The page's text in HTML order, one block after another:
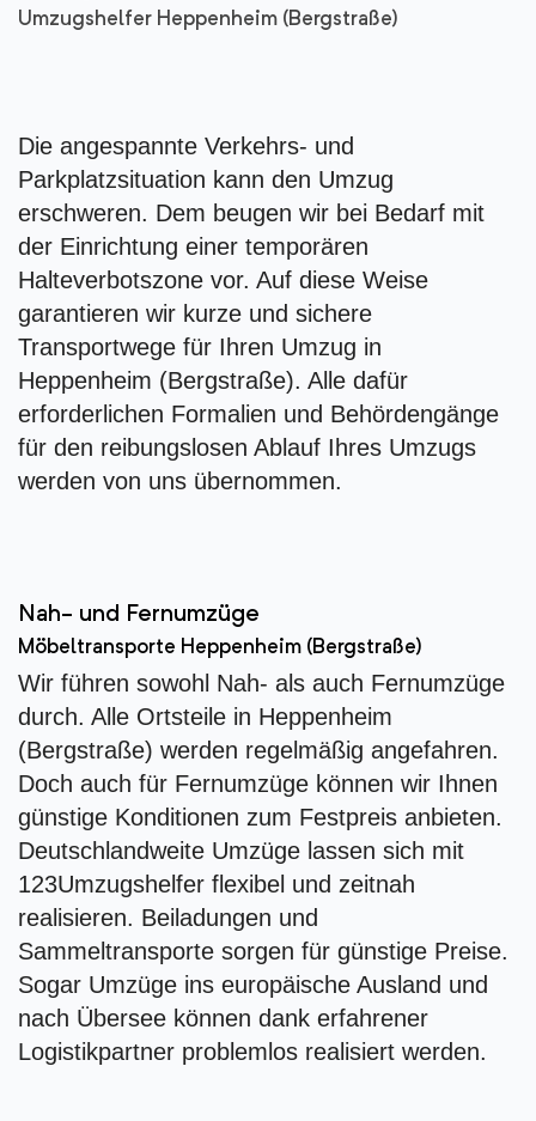
Umzugshelfer Heppenheim (Bergstraße)
Die angespannte Verkehrs- und
Parkplatzsituation kann den Umzug
erschweren. Dem beugen wir bei Bedarf mit
der Einrichtung einer temporären
Halteverbotszone vor. Auf diese Weise
garantieren wir kurze und sichere
Transportwege für Ihren Umzug in
Heppenheim (Bergstraße). Alle dafür
erforderlichen Formalien und Behördengänge
für den reibungslosen Ablauf Ihres Umzugs
werden von uns übernommen.
Nah- und Fernumzüge
Möbeltransporte Heppenheim (Bergstraße)
Wir führen sowohl Nah- als auch Fernumzüge
durch. Alle Ortsteile in Heppenheim
(Bergstraße) werden regelmäßig angefahren.
Doch auch für Fernumzüge können wir Ihnen
günstige Konditionen zum Festpreis anbieten.
Deutschlandweite Umzüge lassen sich mit
123Umzugshelfer flexibel und zeitnah
realisieren. Beiladungen und
Sammeltransporte sorgen für günstige Preise.
Sogar Umzüge ins europäische Ausland und
nach Übersee können dank erfahrener
Logistikpartner problemlos realisiert werden.